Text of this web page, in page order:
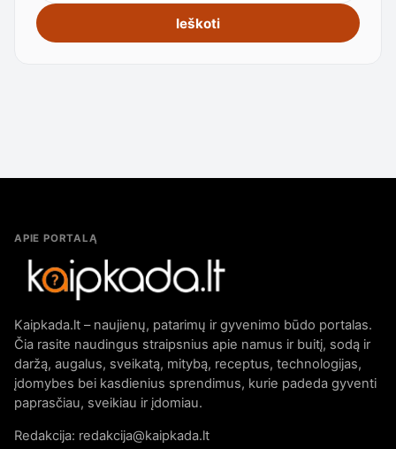
Ieškoti
APIE PORTALĄ
Kaipkada.lt – naujienų, patarimų ir gyvenimo būdo portalas.
Čia rasite naudingus straipsnius apie namus ir buitį, sodą ir
daržą, augalus, sveikatą, mitybą, receptus, technologijas,
įdomybes bei kasdienius sprendimus, kurie padeda gyventi
paprasčiau, sveikiau ir įdomiau.
Redakcija: redakcija@kaipkada.lt